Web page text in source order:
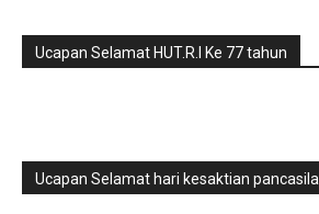
Ucapan Selamat HUT.R.I Ke 77 tahun
Ucapan Selamat hari kesaktian pancasila